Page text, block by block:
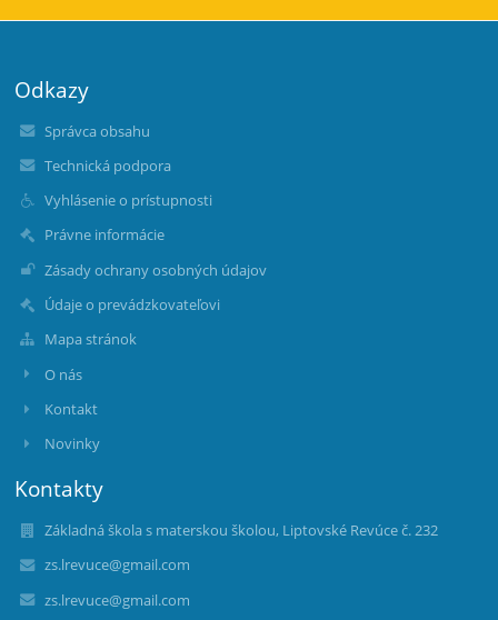
Odkazy
Správca obsahu
Technická podpora
Vyhlásenie o prístupnosti
Právne informácie
Zásady ochrany osobných údajov
Údaje o prevádzkovateľovi
Mapa stránok
O nás
Kontakt
Novinky
Kontakty
Základná škola s materskou školou, Liptovské Revúce č. 232
zs.lrevuce@gmail.com
zs.lrevuce@gmail.com